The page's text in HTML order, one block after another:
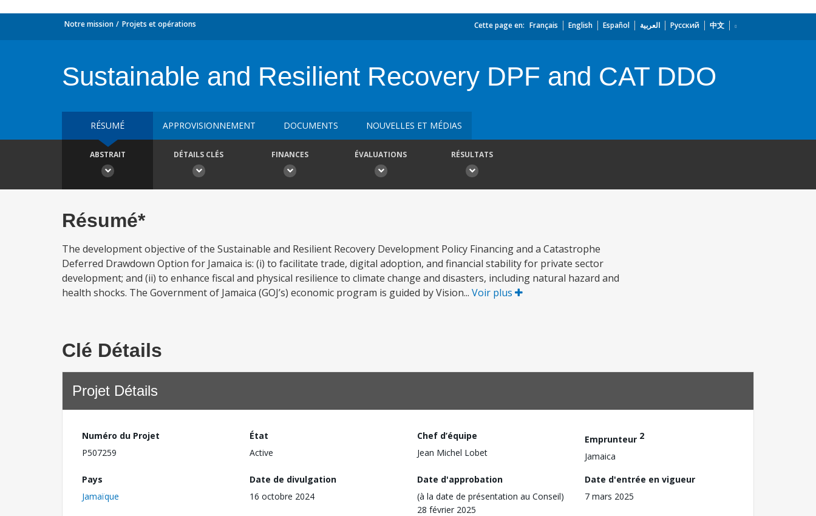
Notre mission Projets et opérations Cette page en: Français English Español العربية Русский 中文
Sustainable and Resilient Recovery DPF and CAT DDO
RÉSUMÉ APPROVISIONNEMENT DOCUMENTS NOUVELLES ET MÉDIAS
ABSTRAIT DÉTAILS CLÉS FINANCES ÉVALUATIONS RÉSULTATS
Résumé*
The development objective of the Sustainable and Resilient Recovery Development Policy Financing and a Catastrophe
Deferred Drawdown Option for Jamaica is: (i) to facilitate trade, digital adoption, and financial stability for private sector
development; and (ii) to enhance fiscal and physical resilience to climate change and disasters, including natural hazard and
health shocks. The Government of Jamaica (GOJ’s) economic program is guided by Vision... Voir plus
Clé Détails
Projet Détails
Numéro du Projet
P507259
État
Active
Chef d’équipe
Jean Michel Lobet
Emprunteur 2
Jamaica
Pays
Jamaïque
Date de divulgation
16 octobre 2024
Date d'approbation
(à la date de présentation au Conseil)
28 février 2025
Date d'entrée en vigueur
7 mars 2025